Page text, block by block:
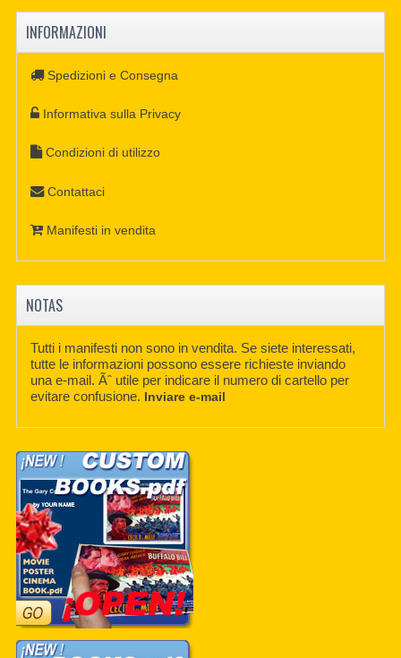
INFORMAZIONI
Spedizioni e Consegna
Informativa sulla Privacy
Condizioni di utilizzo
Contattaci
Manifesti in vendita
NOTAS
Tutti i manifesti non sono in vendita. Se siete interessati,
tutte le informazioni possono essere richieste inviando
una e-mail. Ãˆ utile per indicare il numero di cartello per
evitare confusione. Inviare e-mail